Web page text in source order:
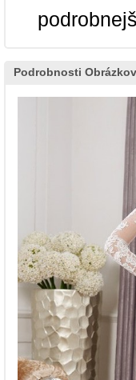
Podrobnosti Obrázkov